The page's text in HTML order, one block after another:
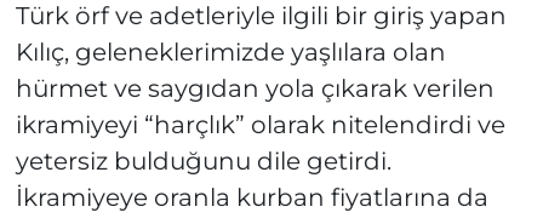
Türk örf ve adetleriyle ilgili bir giriş yapan
Kılıç, geleneklerimizde yaşlılara olan
hürmet ve saygıdan yola çıkarak verilen
ikramiyeyi “harçlık” olarak nitelendirdi ve
yetersiz bulduğunu dile getirdi.
İkramiyeye oranla kurban fiyatlarına da